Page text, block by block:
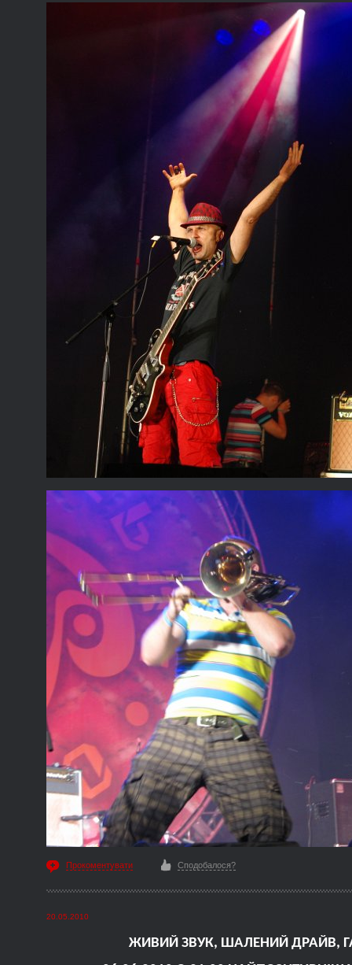
Прокоментувати Сподобалося?
20.05.2010
ЖИВИЙ ЗВУК, ШАЛЕНИЙ ДРАЙВ,